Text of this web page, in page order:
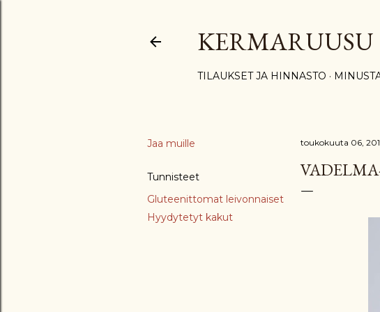
KERMARUUSU
TILAUKSET JA HINNASTO
Jaa muille
Tunnisteet
Gluteenittomat leivonnaiset
Hyydytetyt kakut
toukokuuta 06,